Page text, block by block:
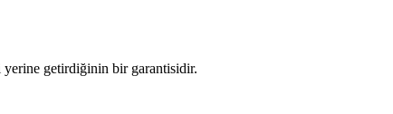
yerine getirdiğinin bir garantisidir.